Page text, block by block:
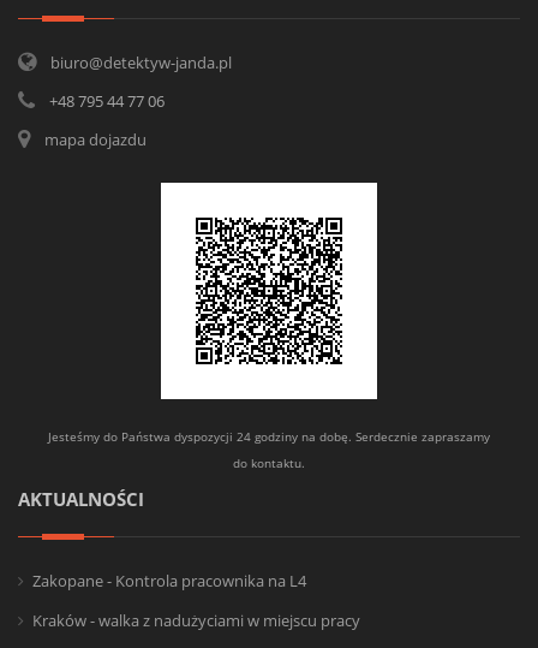
biuro@detektyw-janda.pl
+48 795 44 77 06
mapa dojazdu
Jesteśmy do Państwa dyspozycji 24 godziny na dobę. Serdecznie zapraszamy
do kontaktu.
AKTUALNOŚCI
Zakopane - Kontrola pracownika na L4
Kraków - walka z nadużyciami w miejscu pracy